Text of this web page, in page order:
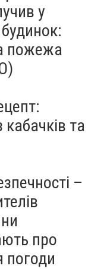
у
пожежа
кабачків та
–
про
погоди